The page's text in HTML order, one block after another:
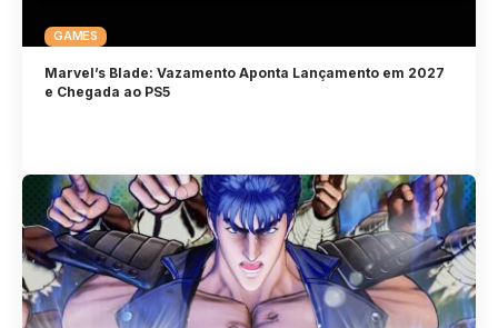
GAMES
Marvel’s Blade: Vazamento Aponta Lançamento em 2027
e Chegada ao PS5